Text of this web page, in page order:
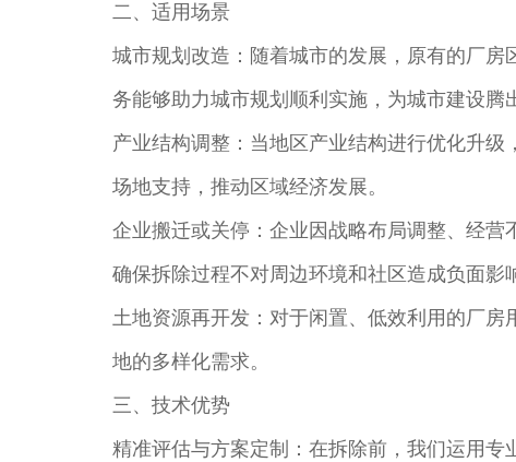
二、适用场景​
城市规划改造：随着城市的发展，原有的厂
务能够助力城市规划顺利实施，为城市建设腾
产业结构调整：当地区产业结构进行优化升
场地支持，推动区域经济发展。​
企业搬迁或关停：企业因战略布局调整、经
确保拆除过程不对周边环境和社区造成负面影
土地资源再开发：对于闲置、低效利用的厂
地的多样化需求。​
三、技术优势​
精准评估与方案定制：在拆除前，我们运用